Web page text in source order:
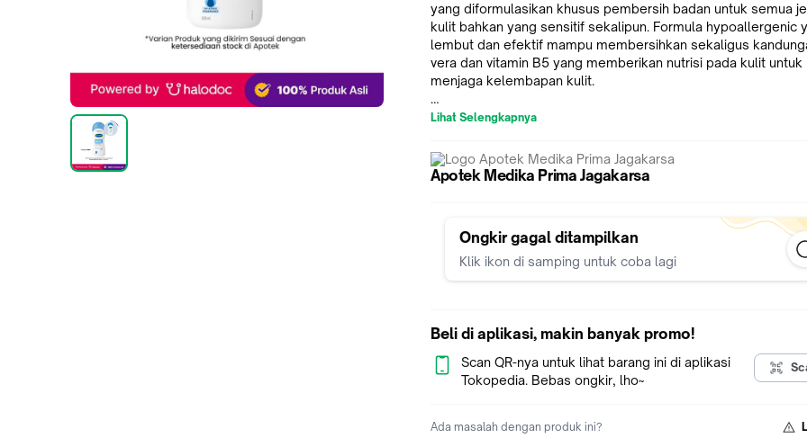
yang diformulasikan khusus pembersih badan untuk semua
kulit bahkan yang sensitif sekalipun. Formula hypoallergenic
lembut dan efektif mampu membersihkan sekaligus
vera dan vitamin B5 yang memberikan nutrisi pada kulit untuk
menjaga kelembapan kulit.
Indikasi Umum
memberikan nutrisi pada kulit.
Komposisi
Disodium Laureth Sulfosuccinate, Betaine, Acrylates/C10-30
Acrylate Crosspolymer, Aloe Barbadensis Leaf Juice Powder,
Acid, Glycol Distearate, Heliotropine, Hydrolyzed Wheat
Laureth-4, Lauryl Lactate, Panthenol, Phenoxyethanol,
Sesuai kebutuhan
Tuangkan Cetaphil Ultra Gentle Body Wash ke tangan saat
Lihat Selengkapnya
Apotek Medika Prima Jagakarsa
Ongkir gagal ditampilkan
Klik ikon di samping untuk coba lagi
Beli di aplikasi, makin banyak promo!
Scan QR-nya untuk lihat barang ini di aplikasi
Tokopedia. Bebas ongkir, lho~
Ada masalah dengan produk ini?